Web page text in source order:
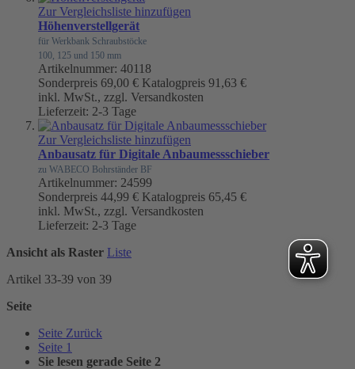
Zur Vergleichsliste hinzufügen
Höhenverstellgerät
für Werkbank Schraubstöcke
100, 125 und 150 mm
Artikelnummer: 40118
Sonderpreis 69,00 € Katalogpreis 91,63 €
inkl. MwSt., zzgl. Versandkosten
Lieferzeit: 2-3 Tage
Zur Vergleichsliste hinzufügen
Anbausatz für Digitale Anbaumessschieber
zu WABECO Bohrständer BF
Artikelnummer: 24599
Sonderpreis 44,99 € Katalogpreis 65,45 €
inkl. MwSt., zzgl. Versandkosten
Lieferzeit: 2-3 Tage
Ansicht als Raster Liste
Artikel 33-39 von 39
Seite
Seite Zurück
Seite 1
Sie lesen gerade Seite 2